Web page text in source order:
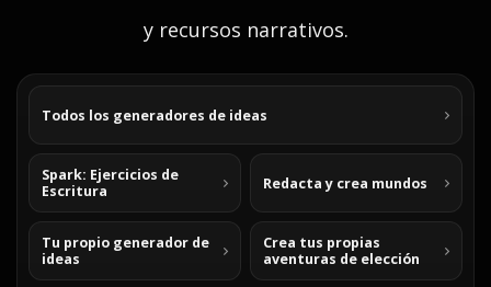
y recursos narrativos.
Todos los generadores de ideas
Spark: Ejercicios de
Escritura
Redacta y crea mundos
Tu propio generador de
ideas
Crea tus propias
aventuras de elección